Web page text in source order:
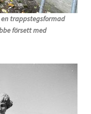
trappstegsformad
försett med